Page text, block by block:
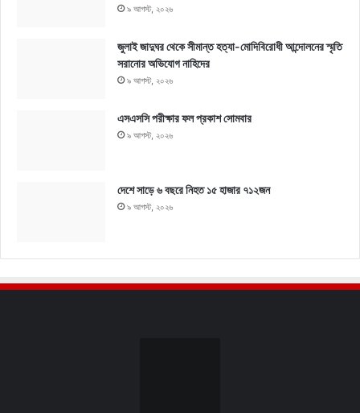
৯ আগস্ট, ২০২৬
জুলাই জাদুঘর থেকে সীমান্ত হত্যা-মোদিবিরোধী আন্দোলনের স্মৃতি
সরানোর অভিযোগ নাহিদের
৯ আগস্ট, ২০২৬
এসএসসি পরীক্ষার ফল প্রকাশ সোমবার
৯ আগস্ট, ২০২৬
দেশে সাড়ে ৬ বছরে নিহত ১৫ হাজার ৭১২জন
৯ আগস্ট, ২০২৬